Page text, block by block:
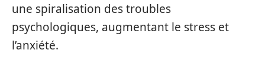
une spiralisation des troubles
psychologiques, augmentant le stress et
l’anxiété.